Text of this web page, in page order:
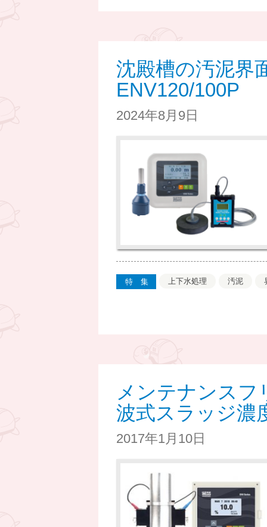
沈殿槽の汚泥
ENV120/100P
2024年8月9日
特集 上下水処理 汚泥
メンテナンス
波式スラッジ濃
2017年1月10日